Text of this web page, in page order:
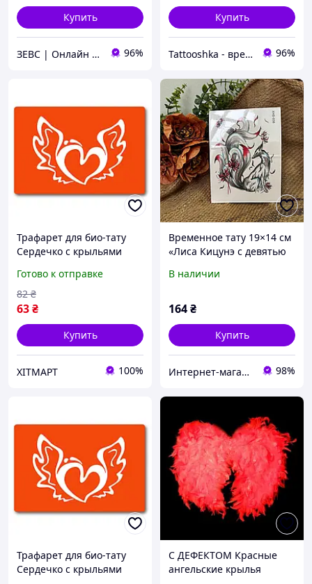
Купить
ЗЕВС | Онлайн Гипермаркет 96%
Купить
Tattooshka - временные тату и 3D стикеры 96%
Трафарет для био-тату
Сердечко с крыльями
15х20 см ХІТМАРТ
Готово к отправке
63₴
82 ₴
Купить
ХІТМАРТ 100%
Временное тату 19×14 см
«Лиса Кицунэ с девятью
восточная переводная
В наличии
164₴
Купить
Интернет-магазин Зозулька 98%
Трафарет для био-тату
Сердечко с крыльями
С ДЕФЕКТОМ Красные
ангельские крылья